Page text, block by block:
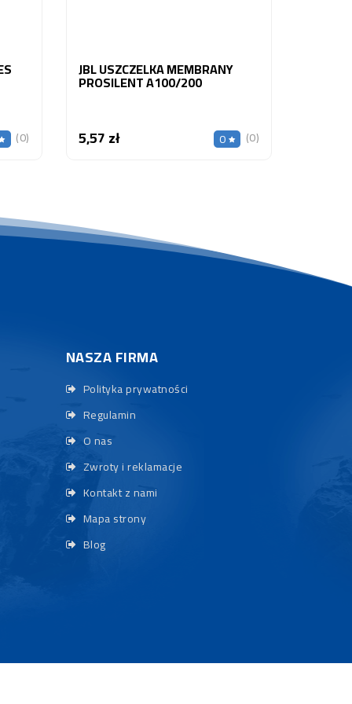
(0)
JBL USZCZELKA MEMBRANY
PROSILENT A100/200
5,57 złCena 0 (0)
NASZA FIRMA
Polityka prywatności
Regulamin
O nas
Zwroty i reklamacje
Kontakt z nami
Mapa strony
Blog